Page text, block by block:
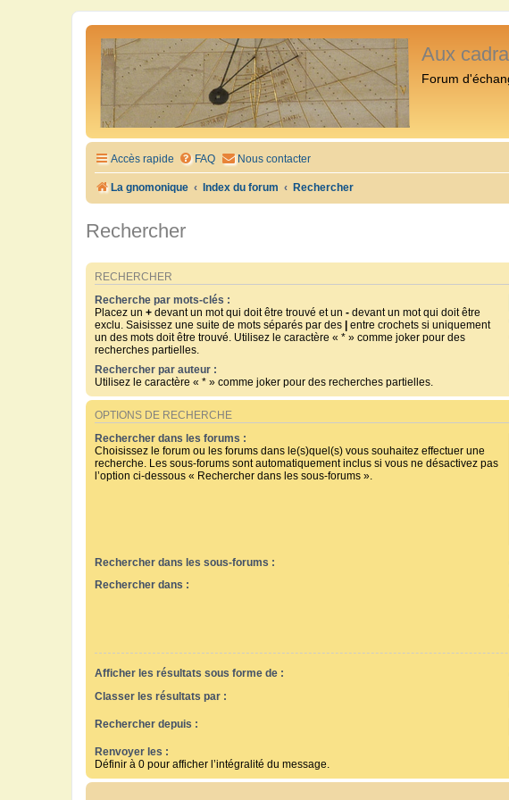
Aux
Forum
Accès rapide FAQ Nous contacter
La gnomonique Index du forum Rechercher
Rechercher
RECHERCHER
Recherche par mots-clés :
Placez un + devant un mot qui doit être trouvé et un - devant un mot qui doit être
exclu. Saisissez une suite de mots séparés par des
entre crochets si uniquement
un des mots doit être trouvé. Utilisez le caractère « * » comme joker pour des
recherches partielles.
Rechercher par auteur :
Utilisez le caractère « * » comme joker pour des recherches partielles.
OPTIONS DE RECHERCHE
Rechercher dans les forums :
Choisissez le forum ou les forums dans le(s)quel(s) vous souhaitez effectuer une
recherche. Les sous-forums sont automatiquement inclus si vous ne désactivez pas
l’option ci-dessous « Rechercher dans les sous-forums ».
Rechercher dans les sous-forums :
Rechercher dans :
Afficher les résultats sous forme de :
Classer les résultats par :
Rechercher depuis :
Renvoyer les :
Définir à 0 pour afficher l’intégralité du message.